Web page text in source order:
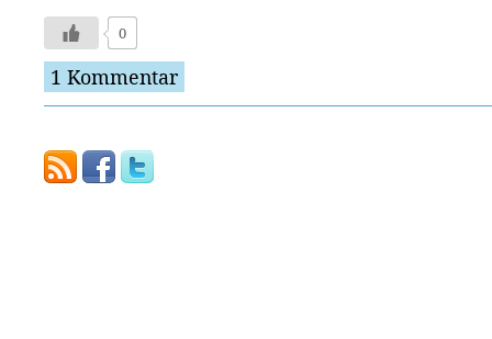
0
1 Kommentar